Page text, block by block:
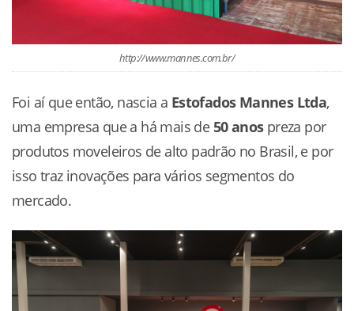
http://www.mannes.com.br/
Foi aí que então, nascia a Estofados Mannes Ltda,
uma empresa que a há mais de50 anospreza por
produtos moveleiros de alto padrão no Brasil, e por
isso traz inovações para vários segmentos do
mercado.